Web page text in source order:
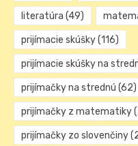
literatúra (49)
prijímacie skúšky(116)
prijímacie skúšky na
prijímačky na strednú (62)
prijímačky z matematiky
prijímačky zo slovenčiny